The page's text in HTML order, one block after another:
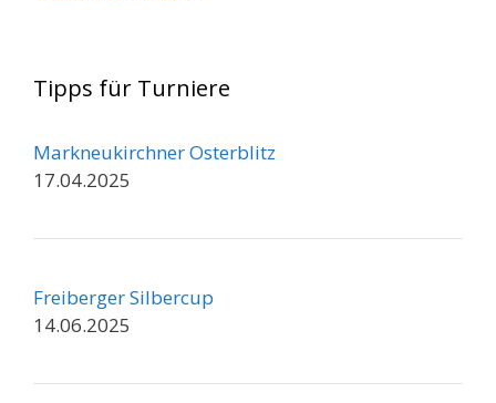
Tipps für Turniere
Markneukirchner Osterblitz
17.04.2025
Freiberger Silbercup
14.06.2025